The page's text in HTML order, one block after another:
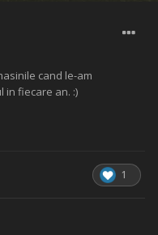
cand le-am
in fiecare an. :)
1